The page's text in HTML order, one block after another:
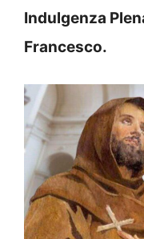
Indulgenza
Francesco.